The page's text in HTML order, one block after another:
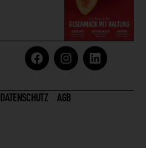
DATENSCHUTZ AGB